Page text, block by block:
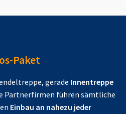
Paket
gerade Innentreppe
Partnerfirmen führen sämtliche
Einbau an nahezu jeder